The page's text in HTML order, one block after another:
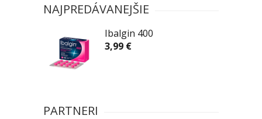
NAJPREDÁVANEJŠIE
Ibalgin 400
3,99 €
PARTNERI